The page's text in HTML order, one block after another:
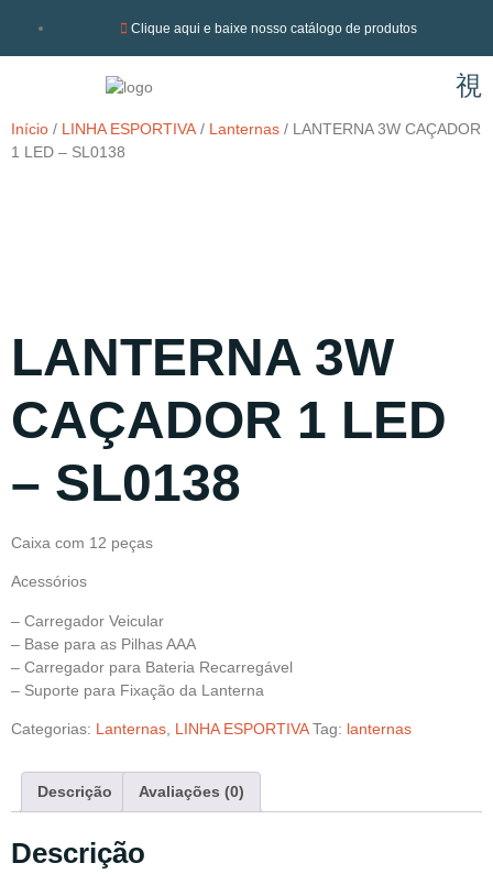
Clique aqui e baixe nosso catálogo de produtos
Início / LINHA ESPORTIVA / Lanternas / LANTERNA 3W CAÇADOR
1 LED – SL0138
LANTERNA 3W
CAÇADOR 1 LED
– SL0138
Caixa com 12 peças
Acessórios
– Carregador Veicular
– Base para as Pilhas AAA
– Carregador para Bateria Recarregável
– Suporte para Fixação da Lanterna
Categorias: Lanternas LINHA ESPORTIVA Tag: lanternas
Descrição Avaliações (0)
Descrição